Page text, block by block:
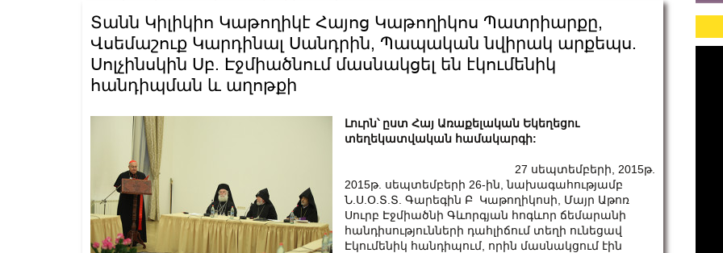
Տանն Կիլիկիո Կաթողիկէ Հայոց Կաթողիկոս Պատրիարքը,
Վսեմաշուք Կարդինալ Սանդրին, Պապական նվիրակ արքեպս.
Սոլչինսկին Սբ. Էջմիածնում մասնակցել են էկումենիկ
հանդիպման և աղոթքի
Լուրն՝ ըստ Հայ Առաքելական Եկեղեցու
տեղեկատվական համակարգի:
27 սեպտեմբերի, 2015թ.
2015թ. սեպտեմբերի 26-ին, նախագահությամբ
Ն.Ս.Օ.Տ.Տ. Գարեգին Բ Կաթողիկոսի, Մայր Աթոռ
Սուրբ Էջմիածնի Գևորգյան հոգևոր ճեմարանի
հանդիսությունների դահլիճում տեղի ունեցավ
Էկումենիկ հանդիպում, որին մասնակցում էին